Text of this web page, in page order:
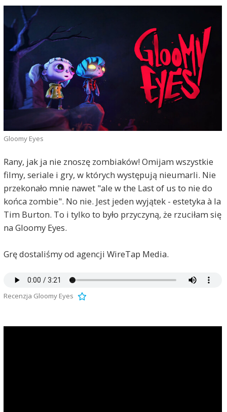
Gloomy Eyes
Rany, jak ja nie znoszę zombiaków! Omijam wszystkie
filmy, seriale i gry, w których występują nieumarli. Nie
przekonało mnie nawet "ale w the Last of us to nie do
końca zombie". No nie. Jest jeden wyjątek - estetyka à la
Tim Burton. To i tylko to było przyczyną, że rzuciłam się
na Gloomy Eyes.
Grę dostaliśmy od agencji WireTap Media.
Recenzja Gloomy Eyes